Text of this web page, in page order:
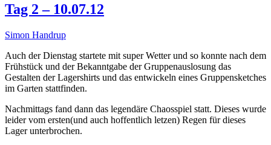
Tag 2 – 10.07.12
Simon Handrup
Auch der Dienstag startete mit super Wetter und so konnte nach dem
Frühstück und der Bekanntgabe der Gruppenauslosung das
Gestalten der Lagershirts und das entwickeln eines Gruppensketches
im Garten stattfinden.
Nachmittags fand dann das legendäre Chaosspiel statt. Dieses wurde
leider vom ersten(und auch hoffentlich letzen) Regen für dieses
Lager unterbrochen.